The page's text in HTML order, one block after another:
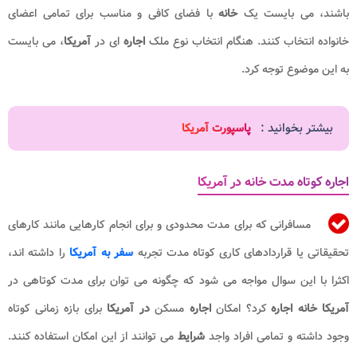
باشند، می بایست یکخانهبا فضای کافی و مناسب برای تمامی اعضای
خانواده انتخاب کنند. هنگام انتخاب نوع ملک اجاره ای در آمریکا، می بایست
به این موضوع توجه کرد.
بیشتر بخوانید : پاسپورت آمریکا
اجاره کوتاه مدت خانه در آمریکا
مسافرانی که برای مدت محدودی و برای انجام کارهایی مانند کارهای
تحقیقاتی یا قراردادهای کاری کوتاه مدت تجربه سفر به آمریکا را داشته اند،
اکثرا با این سوال مواجه می شود که چگونه می توان برای مدت کوتاهی در
آمریکا خانه اجارهکرد؟ امکاناجاره مسکندر آمریکابرای بازه زمانی کوتاه
وجود داشته و تمامی افراد واجد شرایط می توانند از این امکان استفاده کنند.